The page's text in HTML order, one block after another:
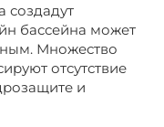
создадут
бассейна может
Множество
отсутствие
и